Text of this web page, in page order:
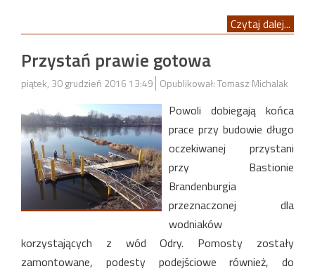
Czytaj dalej...
Przystań prawie gotowa
piątek, 30 grudzień 2016 13:49 Opublikował: Tomasz Michalak
Powoli dobiegają końca
prace przy budowie długo
oczekiwanej przystani
przy Bastionie
Brandenburgia
przeznaczonej dla
wodniaków
korzystających z wód Odry. Pomosty zostały
zamontowane, podesty podejściowe również, do